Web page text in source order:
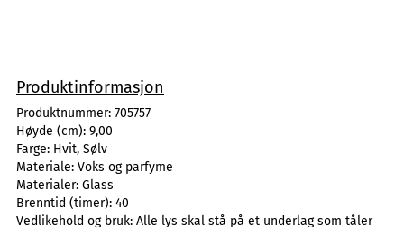
Produktinformasjon
Produktnummer: 705757
Høyde (cm): 9,00
Farge: Hvit, Sølv
Materiale: Voks og parfyme
Materialer: Glass
Brenntid (timer): 40
Vedlikehold og bruk: Alle lys skal stå på et underlag som tåler